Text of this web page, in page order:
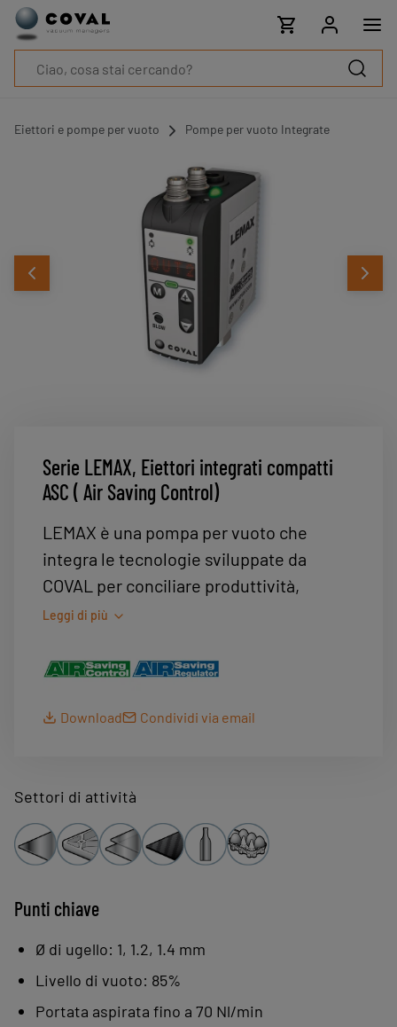
Eiettori e pompe per vuoto Pompe per vuoto Integrate
Serie LEMAX, Eiettori integrati compatti
ASC ( Air Saving Control)
LEMAX è una pompa per vuoto che
integra le tecnologie sviluppate da
COVAL per conciliare produttività,
efficienza e risparmio energetico. Offre
robotica, lavorazione delle materie
energetico compreso tra il 75 e il 99 % a
L’ASC agisce su due livelli per limitare il
consumo di energia:
Regolazione del vuoto integrata:
ASC analizza l’applicazione e si
adatta a pezzi a tenuta o porosi per
ottimizzare il funzionamento e il
Leggi di più
Download Condividi via email
Settori di attività
Punti chiave
Ø di ugello: 1, 1.2, 1.4 mm
Livello di vuoto: 85%
Portata aspirata fino a 70 Nl/min
Prodotti
Industrie
Tecnologie
Risorse
COVAL
commerciale
Contatto